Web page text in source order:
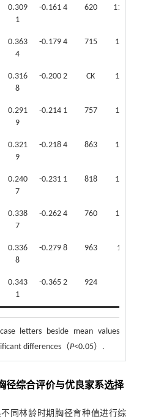
0.309
1
-0.161 4 620 11.57±3.59
0.363
4
-0.179 4 715
0.316
8
-0.200 2 CK
0.291
9
-0.214 1 757
0.321
9
-0.218 4 863
0.240
7
-0.231 1 818
0.338
7
-0.262 4 760
0.336
8
-0.279 8 963
0.343
1
-0.365 2 924
letters beside mean values
differences（P<0.05）.
综合评价与优良家系选择
不同林龄时期胸径育种值进行综